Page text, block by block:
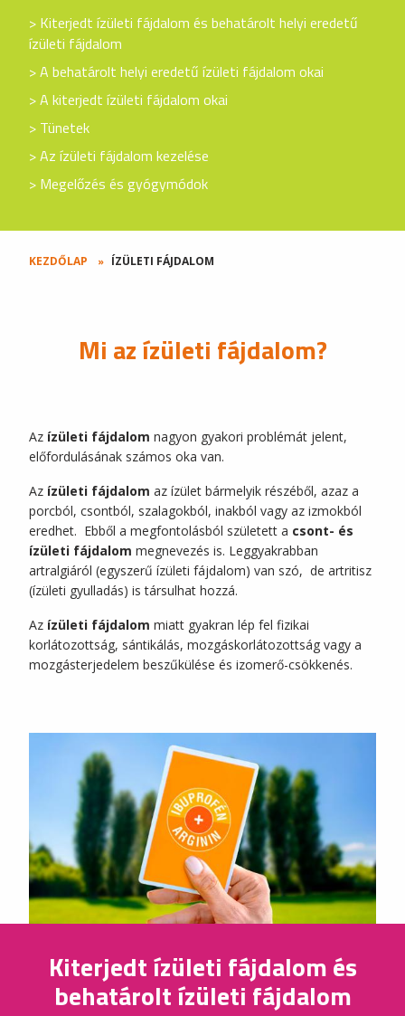
KEZDŐLAP ÍZÜLETI FÁJDALOM
Kiterjedt ízületi fájdalom és behatárolt helyi eredetű
ízületi fájdalom
A behatárolt helyi eredetű ízületi fájdalom okai
A kiterjedt ízületi fájdalom okai
Tünetek
Az ízületi fájdalom kezelése
Megelőzés és gyógymódok
Mi az ízületi fájdalom?
Az ízületi fájdalom nagyon gyakori problémát jelent,
előfordulásának számos oka van.
Az ízületi fájdalom az ízület bármelyik részéből, azaz a
porcból, csontból, szalagokból, inakból vagy az izmokból
eredhet. Ebből a megfontolásból született a csont- és
ízületi fájdalom megnevezés is. Leggyakrabban
artralgiáról (egyszerű ízületi fájdalom) van szó, de artritisz
(ízületi gyulladás) is társulhat hozzá.
Az ízületi fájdalom miatt gyakran lép fel fizikai
korlátozottság, sántikálás, mozgáskorlátozottság vagy a
mozgásterjedelem beszűkülése és izomerő-csökkenés.
Kiterjedt ízületi fájdalom és
behatárolt ízületi fájdalom